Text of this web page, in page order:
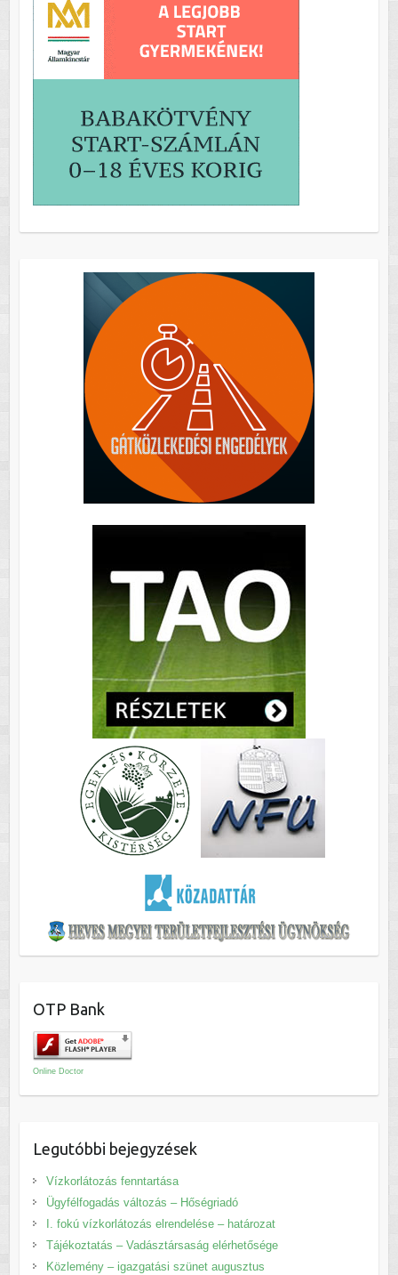
OTP Bank
Online Doctor
Legutóbbi bejegyzések
Vízkorlátozás fenntartása
Ügyfélfogadás változás – Hőségriadó
I. fokú vízkorlátozás elrendelése – határozat
Tájékoztatás – Vadásztársaság elérhetősége
Közlemény – igazgatási szünet augusztus